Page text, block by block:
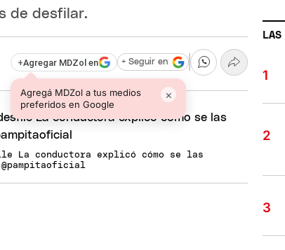
de desfilar.
+Agregar MDZol en
Agregá MDZol a tus medios
preferidos en Google
×
+ Seguir en
La conductora explicó cómo se las